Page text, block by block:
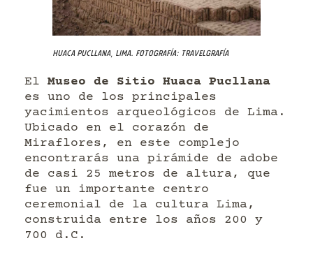
Huaca Pucllana, Lima. Fotografía: Travelgrafía
El Museo de Sitio Huaca Pucllana
es uno de los principales
yacimientos arqueológicos de Lima.
Ubicado en el corazón de
Miraflores, en este complejo
encontrarás una pirámide de adobe
de casi 25 metros de altura, que
fue un importante centro
ceremonial de la cultura Lima,
construida entre los años 200 y
700 d.C.